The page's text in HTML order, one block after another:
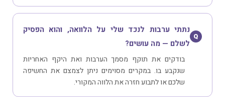
Q
נתתי ערבות לנכד שלי על הלוואה, והוא הפסיק
לשלם — מה עושים?
בודקים את תוקף מסמך הערבות ואת היקף האחריות
שנקבע בו. במקרים מסוימים ניתן לצמצם את החשיפה
שלכם או לתבוע חזרה את הלווה המקורי.